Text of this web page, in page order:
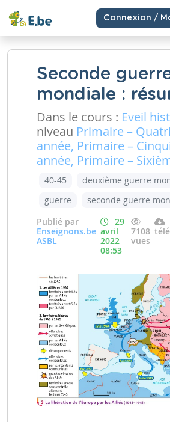
Connexion /
Seconde
mondiale :
Dans le cours : Eveil
niveau Primaire –
année, Primaire –
année, Primaire –
40-45
deuxième guerre
guerre
seconde guerre
Publié par
Enseignons.be
ASBL
29
avril
2022
08:53
7108
vues